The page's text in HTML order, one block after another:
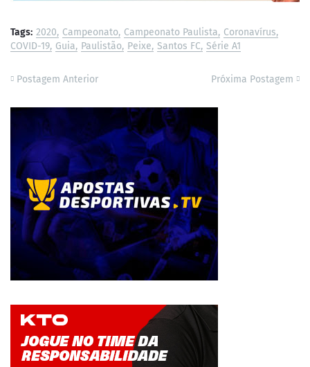
Tags: 2020 Campeonato Campeonato Paulista Coronavírus
COVID-19 Guia Paulistão Peixe Santos FC Série A1
Postagem Anterior Próxima Postagem